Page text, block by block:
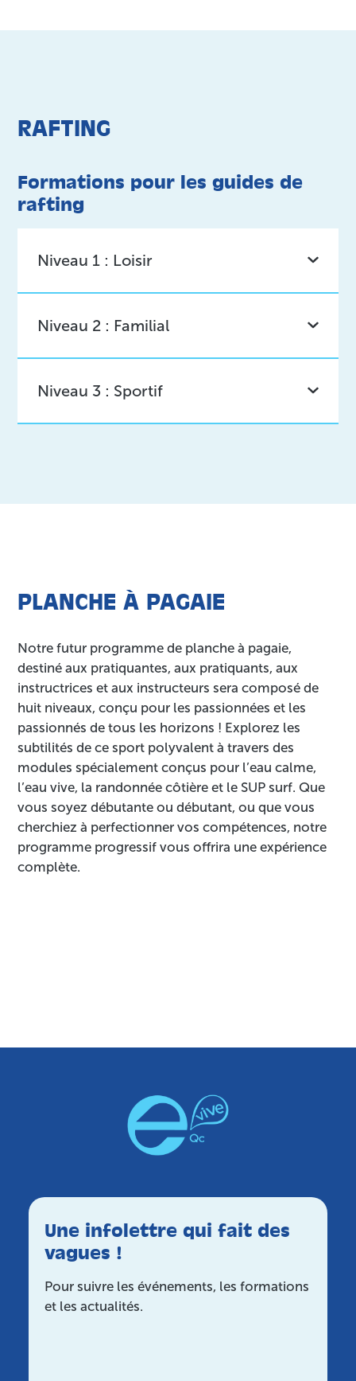
RAFTING
Formations pour les guides de
rafting
Niveau 1 : Loisir
Niveau 2 : Familial
Niveau 3 : Sportif
PLANCHE À PAGAIE
Notre futur programme de planche à pagaie,
destiné aux pratiquantes, aux pratiquants, aux
instructrices et aux instructeurs sera composé de
huit niveaux, conçu pour les passionnées et les
passionnés de tous les horizons ! Explorez les
subtilités de ce sport polyvalent à travers des
modules spécialement conçus pour l’eau calme,
l’eau vive, la randonnée côtière et le SUP surf. Que
vous soyez débutante ou débutant, ou que vous
cherchiez à perfectionner vos compétences, notre
programme progressif vous offrira une expérience
complète.
Une infolettre qui fait des
vagues !
Pour suivre les événements, les formations
et les actualités.